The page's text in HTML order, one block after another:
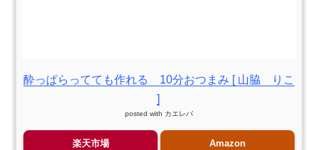
酔っぱらってても作れる 10分おつまみ [ 山脇 りこ
]
posted with カエレバ
楽天市場 Amazon